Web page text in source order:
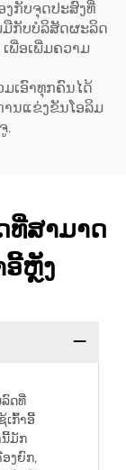
ງກັບຈຸດປະສົງທີ່
ມືກັບບໍລິສັດຜະລິດ
ພື່ອເພີ່ມຄວາມ
ເອົາທຸກຄົນໄດ້
ານແຂ່ງຂັນໂອລິມ
.
ທີ່ສາມາດ
ອີ້ຫຼັງ
ດທີ່
ເກົ້າອີ້
ນີ້ມັກ
ງຍົກ,